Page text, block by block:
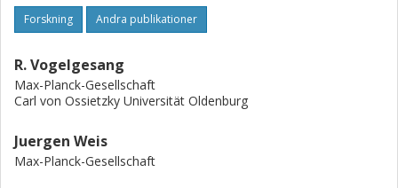
Forskning Andra publikationer
R. Vogelgesang
Max-Planck-Gesellschaft
Carl von Ossietzky Universität Oldenburg
Juergen Weis
Max-Planck-Gesellschaft